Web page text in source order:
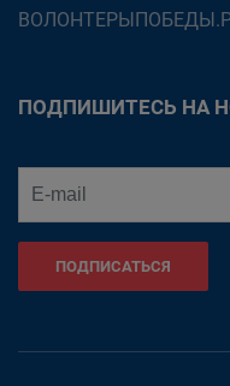
ПОДПИШИТЕСЬ НА
ПОДПИСАТЬСЯ